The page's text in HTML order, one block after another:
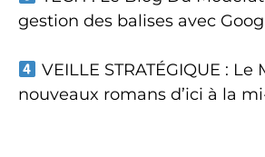
gestion des balises avec
VEILLE STRATÉGIQUE :
nouveaux romans d’ici à la